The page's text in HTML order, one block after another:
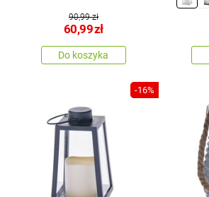
90,99 zł
60,99zł
Do koszyka
patyna
-16%